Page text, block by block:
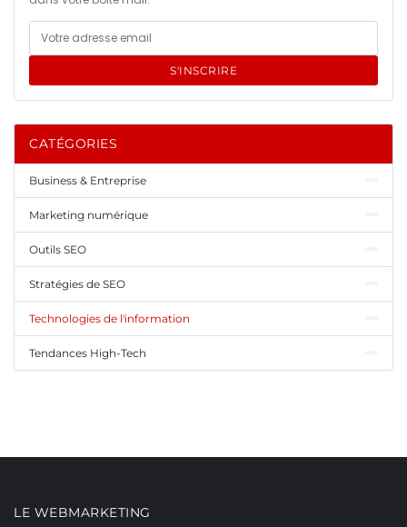
S'INSCRIRE
CATÉGORIES
Business & Entreprise
Marketing numérique
Outils SEO
Stratégies de SEO
Technologies de l'information
Tendances High-Tech
LE WEBMARKETING